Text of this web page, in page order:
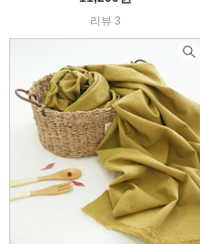
리뷰 3